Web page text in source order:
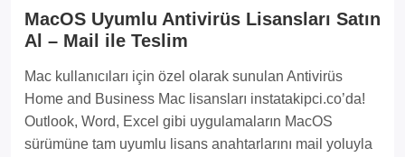
MacOS Uyumlu Antivirüs Lisansları Satın
Al – Mail ile Teslim
Mac kullanıcıları için özel olarak sunulan Antivirüs
Home and Business Mac lisansları instatakipci.co’da!
Outlook, Word, Excel gibi uygulamaların MacOS
sürümüne tam uyumlu lisans anahtarlarını mail yoluyla